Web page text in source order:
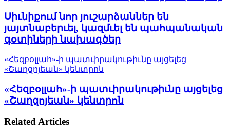
Սիւնիքում նոր յուշարձաններ են
յայտնաբերւել, կազմւել են պահպանական
գօտիների նախագծեր
«Հեզբօլլահ»-ի պատւիրակութիւնը այցելեց
«Շաղզոյեան» կենտրոն
«Հեզբօլլահ»-ի պատւիրակութիւնը այցելեց
«Շաղզոյեան» կենտրոն
Related Articles